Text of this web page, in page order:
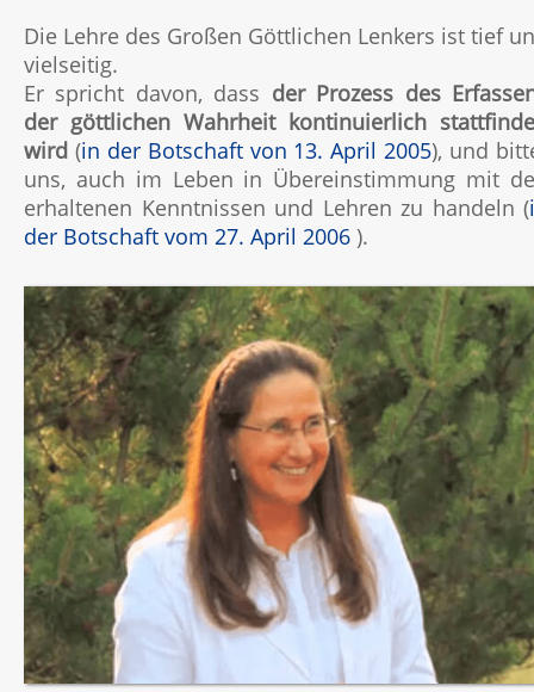
Die Lehre des Großen Göttlichen Lenkers ist tief
vielseitig.
Er spricht davon, dass der Prozess des
der göttlichen Wahrheit kontinuierlich
wird (in der Botschaft von 13. April 2005), und
uns, auch im Leben in Übereinstimmung mit
erhaltenen Kenntnissen und Lehren zu handeln (
der Botschaft vom 27. April 2006 ).